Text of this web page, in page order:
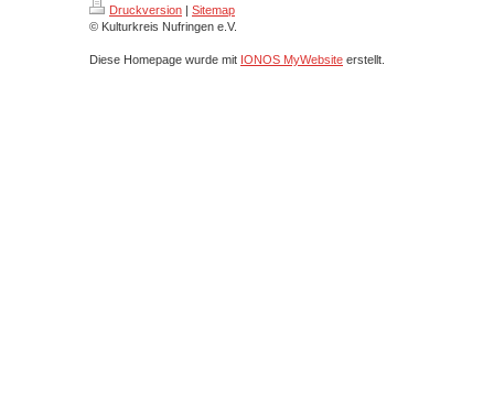
Druckversion | Sitemap
© Kulturkreis Nufringen e.V.
Diese Homepage wurde mit IONOS MyWebsite erstellt.